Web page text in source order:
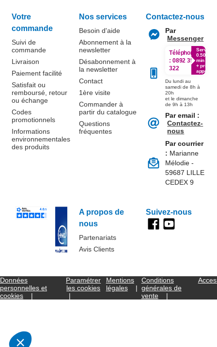
Votre
commande
Suivi de
commande
Livraison
Paiement facilité
Satisfait ou
remboursé, retour
ou échange
Codes
promotionnels
Informations
environnementales
des produits
Nos services
Besoin d'aide
Abonnement à la
newsletter
Désabonnement à
la newsletter
Contact
1ère visite
Commander à
partir du catalogue
Questions
fréquentes
A propos de
nous
Partenariats
Avis Clients
Contactez-nous
Par
Messenger
Téléphone
: 0892 350
322
Service
0.50€ /
min
+ prix
appel
Du lundi au
samedi de 8h à
20h
et le dimanche
de 9h à 13h
Par email :
Contactez-
nous
Par courrier
: Marianne
Mélodie -
59687 LILLE
CEDEX 9
Suivez-nous
Données
personnelles et
cookies
Paramétrer
les cookies
Mentions
légales
Conditions
générales de
vente